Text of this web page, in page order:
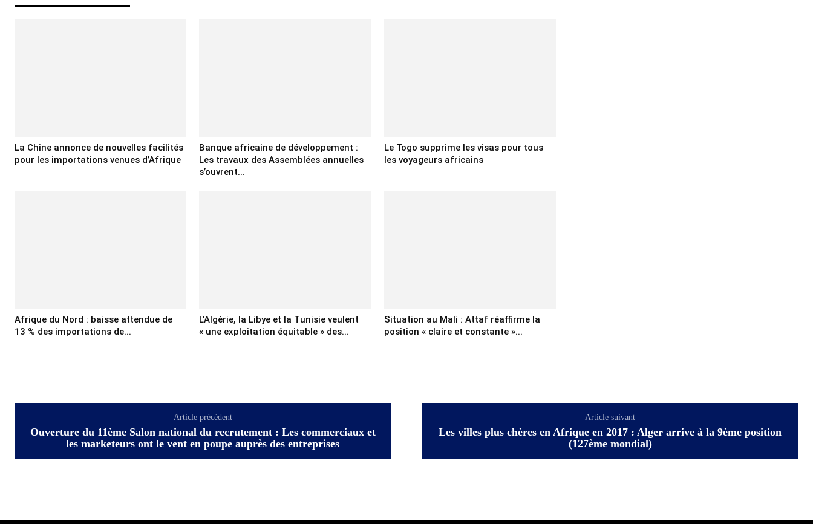
La Chine annonce de nouvelles facilités
pour les importations venues d’Afrique
Banque africaine de développement :
Les travaux des Assemblées annuelles
s’ouvrent...
Le Togo supprime les visas pour tous
les voyageurs africains
Afrique du Nord : baisse attendue de
13 % des importations de...
L’Algérie, la Libye et la Tunisie veulent
« une exploitation équitable » des...
Situation au Mali : Attaf réaffirme la
position « claire et constante »...
Article précédent
Ouverture du 11ème Salon national du recrutement : Les commerciaux et
les marketeurs ont le vent en poupe auprès des entreprises
Article suivant
Les villes plus chères en Afrique en 2017 : Alger arrive à la 9ème position
(127ème mondial)